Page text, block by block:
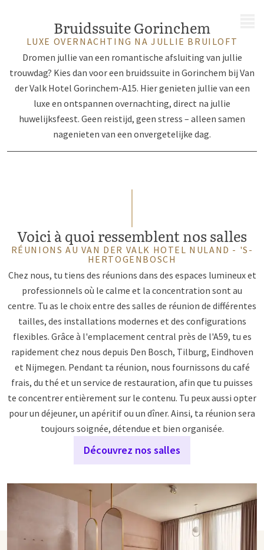
Bruidssuite Gorinchem
LUXE OVERNACHTING NA JULLIE BRUILOFT
Dromen jullie van een romantische afsluiting van jullie
trouwdag? Kies dan voor een bruidssuite in Gorinchem bij Van
der Valk Hotel Gorinchem-A15. Hier genieten jullie van een
luxe en ontspannen overnachting, direct na jullie
huwelijksfeest. Geen reistijd, geen stress – alleen samen
nagenieten van een onvergetelijke dag.
Voici à quoi ressemblent nos salles
RÉUNIONS AU VAN DER VALK HOTEL NULAND - 'S-
HERTOGENBOSCH
Chez nous, tu tiens des réunions dans des espaces lumineux et
professionnels où le calme et la concentration sont au
centre. Tu as le choix entre des salles de réunion de différentes
tailles, des installations modernes et des configurations
flexibles. Grâce à l'emplacement central près de l'A59, tu es
rapidement chez nous depuis Den Bosch, Tilburg, Eindhoven
et Nijmegen. Pendant ta réunion, nous fournissons du café
frais, du thé et un service de restauration, afin que tu puisses
te concentrer entièrement sur le contenu. Tu peux aussi opter
pour un déjeuner, un apéritif ou un dîner. Ainsi, ta réunion sera
toujours soignée, détendue et bien organisée.
Découvrez nos salles